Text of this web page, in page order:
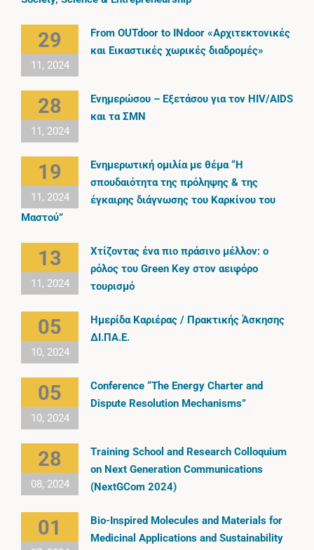
29
11, 2024
From OUTdoor to INdoor «Αρχιτεκτονικές
και Εικαστικές χωρικές διαδρομές»
28
11, 2024
Ενημερώσου – Εξετάσου για τον HIV/AIDS
και τα ΣΜΝ
19
11, 2024
Ενημερωτική ομιλία με θέμα “Η
σπουδαιότητα της πρόληψης & της
έγκαιρης διάγνωσης του Καρκίνου του
Μαστού”
13
11, 2024
Χτίζοντας ένα πιο πράσινο μέλλον: ο
ρόλος του Green Key στον αειφόρο
τουρισμό
05
10, 2024
Ημερίδα Καριέρας / Πρακτικής Άσκησης
ΔΙ.ΠΑ.Ε.
05
10, 2024
Conference “The Energy Charter and
Dispute Resolution Mechanisms”
28
08, 2024
Training School and Research Colloquium
on Next Generation Communications
(NextGCom 2024)
01
Bio-Ιnspired Molecules and Materials for
Medicinal Applications and Sustainability